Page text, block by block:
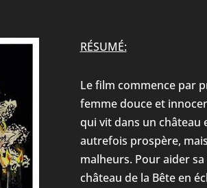
RÉSUMÉ:
Le film commence par
femme douce et
qui vit dans un château
autrefois prospère,
malheurs. Pour aider
château de la Bête en